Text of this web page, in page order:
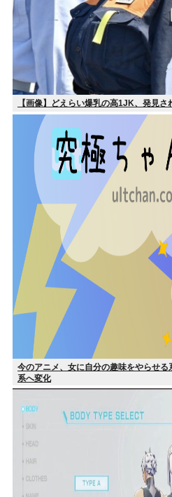
【画像】どえらい爆乳の高1JK、発見さ
今のアニメ、女に自分の趣味をやらせ
系へ変化